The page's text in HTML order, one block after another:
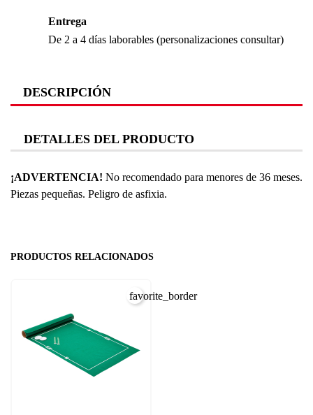
Entrega
De 2 a 4 días laborables (personalizaciones consultar)
DESCRIPCIÓN
DETALLES DEL PRODUCTO
¡ADVERTENCIA! No recomendado para menores de 36 meses.
Piezas pequeñas. Peligro de asfixia.
PRODUCTOS RELACIONADOS
favorite_border